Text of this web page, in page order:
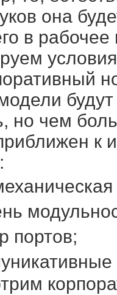
она
в рабочее
но чем
к
портов;